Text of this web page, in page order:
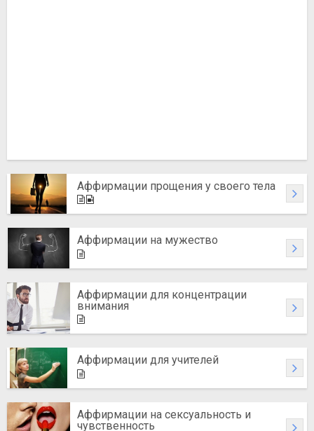
Аффирмации прощения у своего тела
Аффирмации на мужество
Аффирмации для концентрации
внимания
Аффирмации для учителей
Аффирмации на сексуальность и
чувственность